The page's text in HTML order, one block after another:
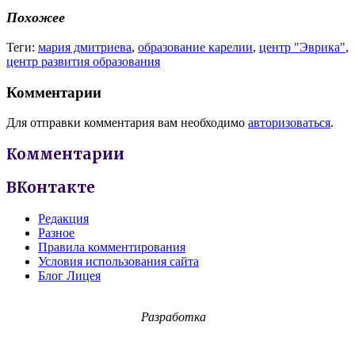
Похожее
Теги: мария дмитриева, образование карелии, центр "Эврика",
центр развития образования
Комментарии
Для отправки комментария вам необходимо авторизоваться.
Комментарии
ВКонтакте
Редакция
Разное
Правила комментирования
Условия использования сайта
Блог Лицея
Разработка